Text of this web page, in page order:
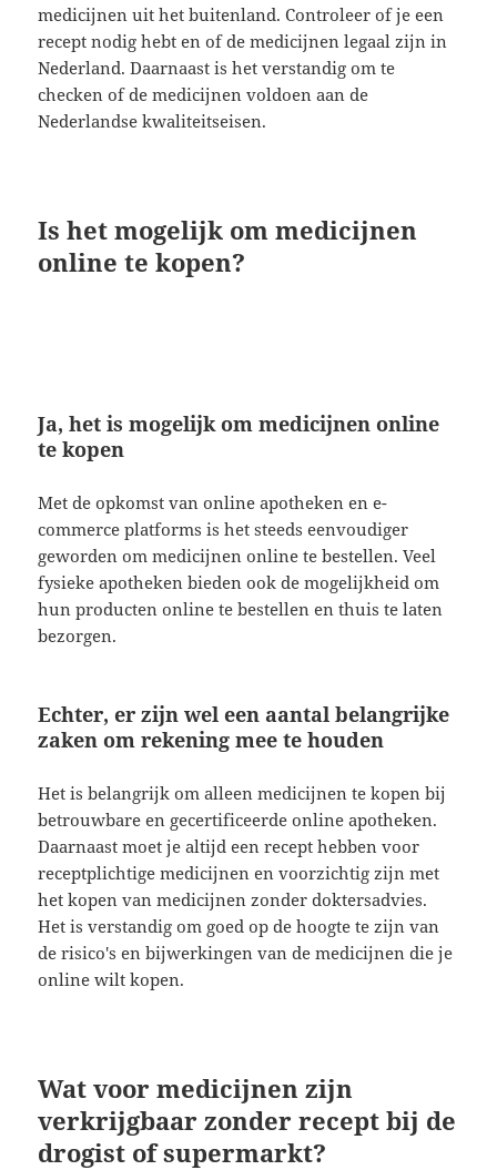
medicijnen uit het buitenland. Controleer of je een
recept nodig hebt en of de medicijnen legaal zijn in
Nederland. Daarnaast is het verstandig om te
checken of de medicijnen voldoen aan de
Nederlandse kwaliteitseisen.
Is het mogelijk om medicijnen
online te kopen?
Ja, het is mogelijk om medicijnen online
te kopen
Met de opkomst van online apotheken en e-
commerce platforms is het steeds eenvoudiger
geworden om medicijnen online te bestellen. Veel
fysieke apotheken bieden ook de mogelijkheid om
hun producten online te bestellen en thuis te laten
bezorgen.
Echter, er zijn wel een aantal belangrijke
zaken om rekening mee te houden
Het is belangrijk om alleen medicijnen te kopen bij
betrouwbare en gecertificeerde online apotheken.
Daarnaast moet je altijd een recept hebben voor
receptplichtige medicijnen en voorzichtig zijn met
het kopen van medicijnen zonder doktersadvies.
Het is verstandig om goed op de hoogte te zijn van
de risico's en bijwerkingen van de medicijnen die je
online wilt kopen.
Wat voor medicijnen zijn
verkrijgbaar zonder recept bij de
drogist of supermarkt?